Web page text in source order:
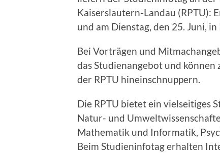
Kaiserslautern-Landau (RPTU):
und am Dienstag, den 25. Juni,
Bei Vorträgen und
das Studienangebot und können
der RPTU hineinschnuppern.
Die RPTU bietet ein vielseitiges
Natur- und
Mathematik und Informatik,
Beim Studieninfotag erhalten